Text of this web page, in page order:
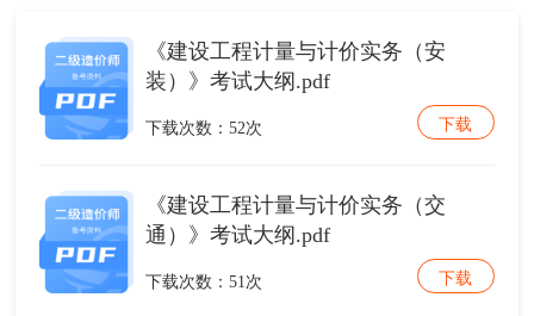
《建设工程计量与计价实务（安
装）》考试大纲.pdf
下载次数：52次 下载
《建设工程计量与计价实务（交
通）》考试大纲.pdf
下载次数：51次 下载